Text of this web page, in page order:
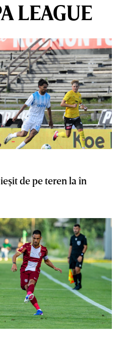
LEAGUE
de pe teren la în